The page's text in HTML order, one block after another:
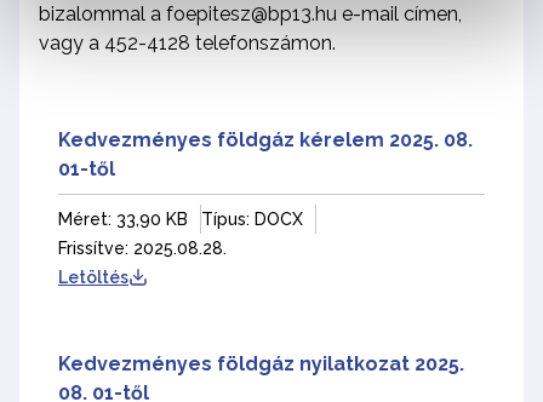
bizalommal a foepitesz@bp13.hu e-mail címen,
vagy a 452-4128 telefonszámon.
Kedvezményes földgáz kérelem 2025. 08.
01-től
Méret: 33,90 KB
Típus: DOCX
Frissítve: 2025.08.28.
Letöltés
Kedvezményes földgáz nyilatkozat 2025.
08. 01-től